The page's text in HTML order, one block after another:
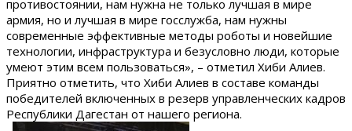
противостоянии, нам нужна не только лучшая в мире
армия, но и лучшая в мире госслужба, нам нужны
современные эффективные методы роботы и новейшие
технологии, инфраструктура и безусловно люди, которые
умеют этим всем пользоваться», – отметил Хиби Алиев.
Приятно отметить, что Хиби Алиев в составе команды
победителей включенных в резерв управленческих кадров
Республики Дагестан от нашего региона.